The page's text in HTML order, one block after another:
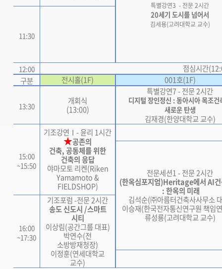
특별강연3 - 전문 2시간
20세기 도시를 넘어서
김세용(고려대학교 교수)
11:30
12:00
점심시간
구분
전시홀(1F) 001호(1F)
13:30
개회식
(13:00)
특별강연7 - 전문 2시간
디지털 장인정신 : 동아시아 목조건
새로운 탄생
김재경(한양대학교 교수)
15:00
~15:50
기조강연Ⅰ- 윤리 1시간
★공존의
건축, 공동체를 위한
건축의 응답
야마모토 리켄(Riken
Yamamoto &
FIELDSHOP)
전문세션1 - 전문 2시간
(한옥심포지엄)Heritage에서 AI건
: 한옥의 미래
김석순(㈜아름터건축사사무소
이승재(한국전자통신연구원 책임
류성룡(고려대학교 교수)
16:00
~17:30
기조포럼 -전문 2시간
송도 신도시 /스마트
시티
이상림(공간그룹 대표)
박연수(전
소방방재청장)
이정훈(연세대학교
교수)